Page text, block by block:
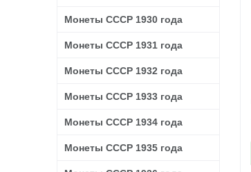
Монеты СССР 1930 года
Монеты СССР 1931 года
Монеты СССР 1932 года
Монеты СССР 1933 года
Монеты СССР 1934 года
Монеты СССР 1935 года